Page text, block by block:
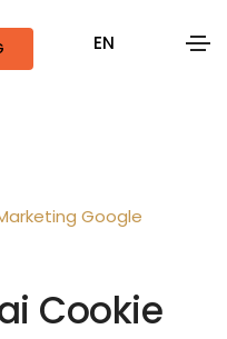
EN
Google
Cookie